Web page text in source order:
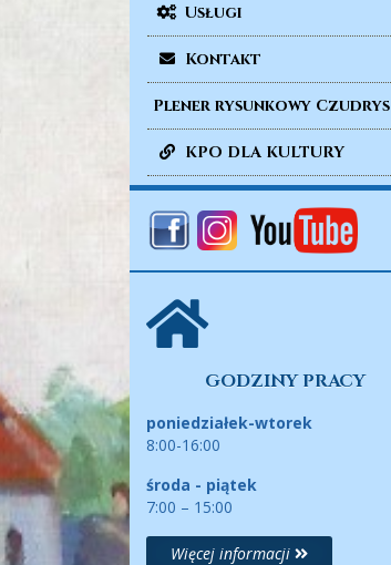
Usługi
Kontakt
Plener rysunkowy Czudrys
KPO DLA KULTURY
GODZINY PRACY
poniedziałek-wtorek
8:00-16:00
środa - piątek
7:00 – 15:00
Więcej informacji